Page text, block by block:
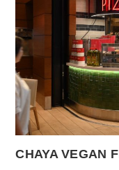
CHAYA VEGAN